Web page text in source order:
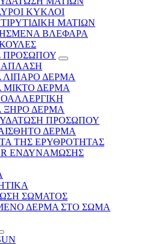
ΚΥΚΛΟΙ
ΜΑΤΙΩΝ
ΒΛΕΦΑΡΑ
ΠΡΟΣΩΠΟΥ
ΛΙΠΑΡΟ ΔΕΡΜΑ
ΜΙΚΤΟ ΔΕΡΜΑ
ΞΗΡΟ ΔΕΡΜΑ
ΠΡΟΣΩΠΟΥ
ΔΕΡΜΑ
ΤΗΣ ΕΡΥΘΡΟΤΗΤΑΣ
ΕΝΔΥΝΑΜΩΣΗΣ
ΣΩΜΑΤΟΣ
ΔΕΡΜΑ ΣΤΟ ΣΩΜΑ